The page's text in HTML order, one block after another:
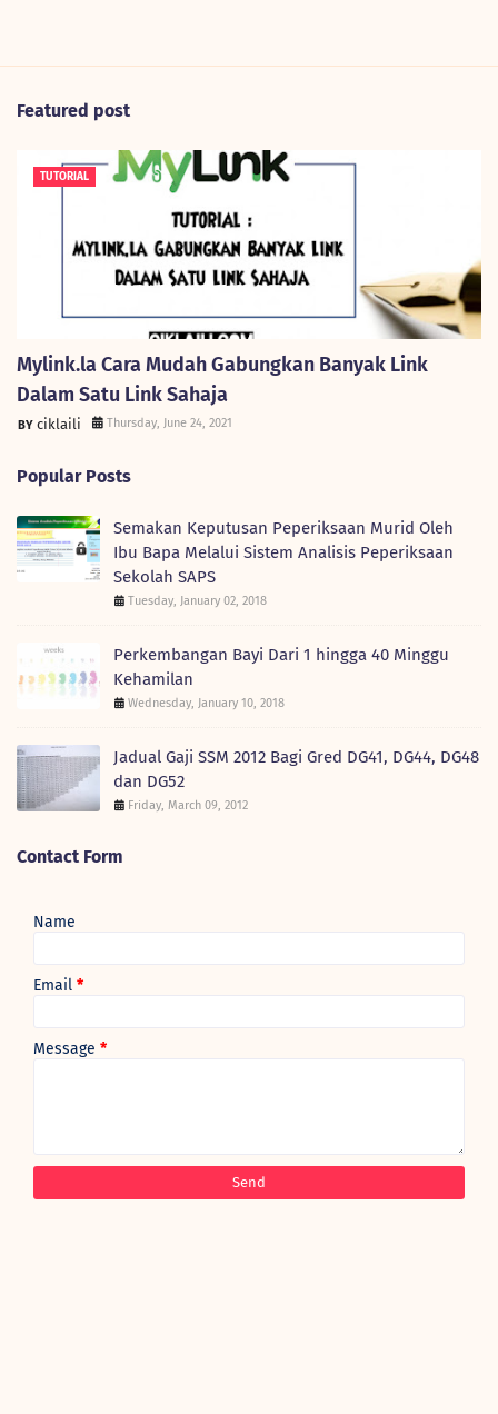
Featured post
TUTORIAL
Mylink.la Cara Mudah Gabungkan Banyak Link
Dalam Satu Link Sahaja
ciklaili Thursday, June 24, 2021
Popular Posts
Semakan Keputusan Peperiksaan Murid Oleh
Ibu Bapa Melalui Sistem Analisis Peperiksaan
Sekolah SAPS
Tuesday, January 02, 2018
Perkembangan Bayi Dari 1 hingga 40 Minggu
Kehamilan
Wednesday, January 10, 2018
Jadual Gaji SSM 2012 Bagi Gred DG41, DG44, DG48
dan DG52
Friday, March 09, 2012
Contact Form
Name
Email *
Message *